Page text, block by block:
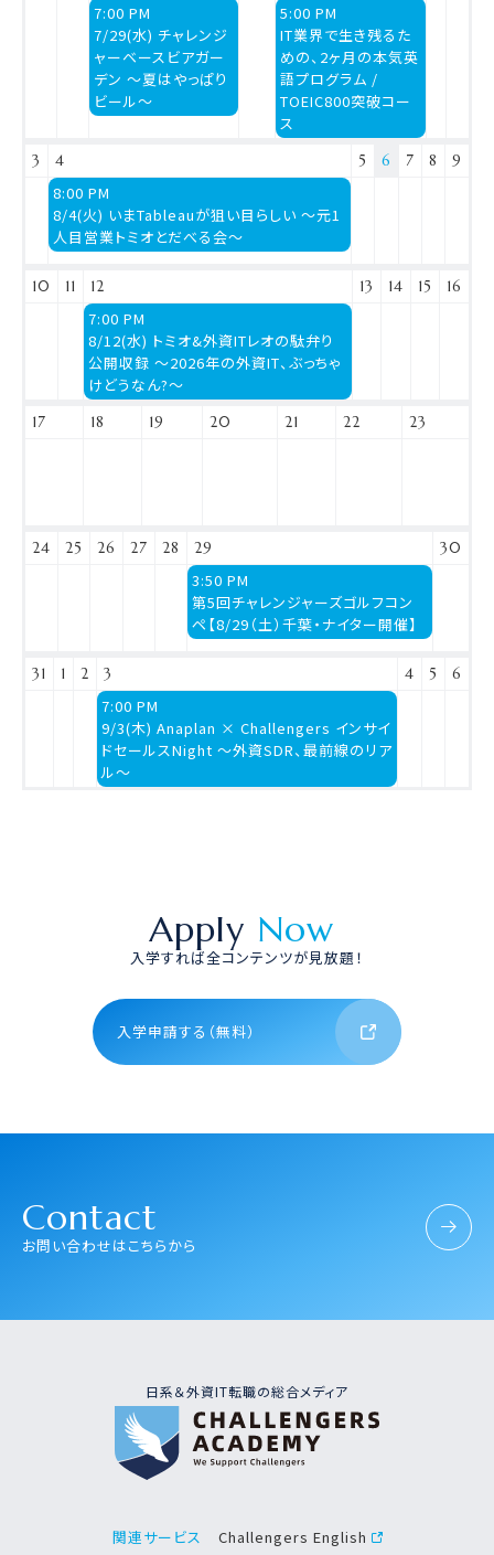
水
曜
日,
7
月
29th
7:00 PM
7/29(水) チャレンジ
ャーベースビアガー
デン 〜夏はやっぱり
ビール〜
金
曜
日,
7
月
31st
2026
5:00 PM
IT業界で生き残るた
めの、2ヶ月の本気英
語プログラム /
TOEIC800突破コー
ス
3 4 5 6 7 8 9
火
曜
日,
8
月
2026
8:00 PM
8/4(火) いまTableauが狙い目らしい 〜元1
人目営業トミオとだべる会〜
10 11 12 13 14 15 16
水
曜
日,
8
月
12th
7:00 PM
8/12(水) トミオ&外資ITレオの駄弁り
公開収録 〜2026年の外資IT、ぶっちゃ
けどうなん?〜
17 18 19 20 21 22 23
24 25 26 27 28 29 30
土
曜
日,
8
29th
3:50 PM
第5回チャレンジャーズゴルフコン
ペ【8/29（土）千葉・ナイター開催】
31 1 2 3 4 5 6
木
曜
日,
9
月
7:00 PM
9/3(木) Anaplan × Challengers インサイ
ドセールスNight 〜外資SDR、最前線のリア
ル〜
Apply Now
入学すれば全コンテンツが見放題！
入学申請する（無料）
Contact
お問い合わせはこちらから
日系＆外資IT転職の総合メディア
関連サービス Challengers English